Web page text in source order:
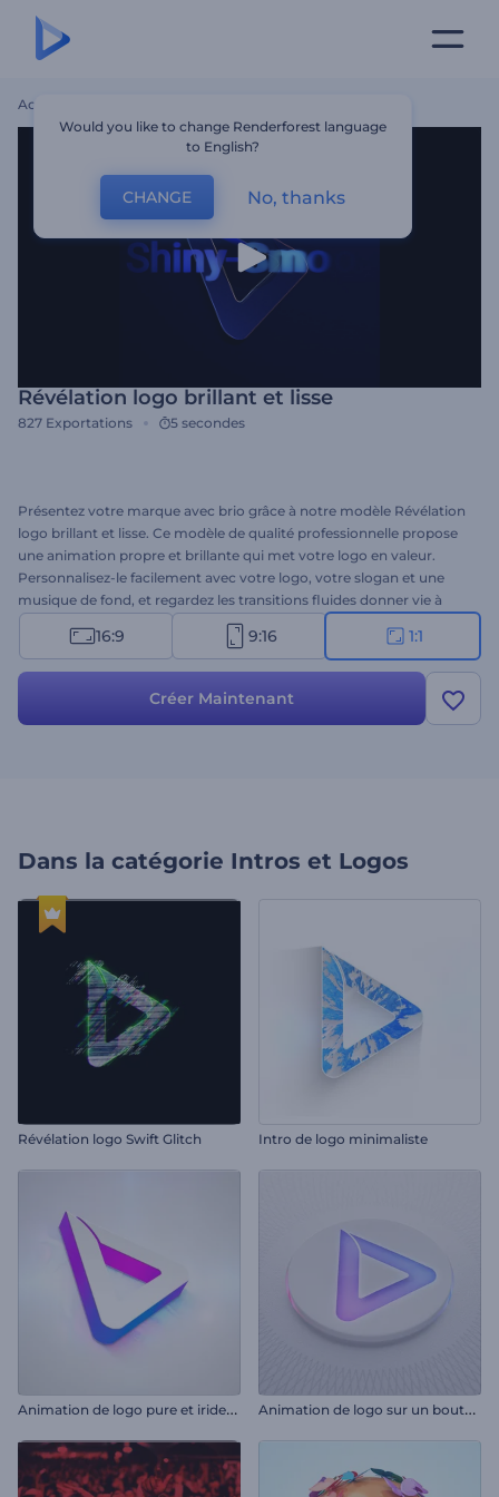
Accueil
Révélation logo brillant et lisse
827 Exportations 5 secondes
Présentez votre marque avec brio grâce à notre modèle Révélation
logo brillant et lisse. Ce modèle de qualité professionnelle propose
une animation propre et brillante qui met votre logo en valeur.
Personnalisez-le facilement avec votre logo, votre slogan et une
musique de fond, et regardez les transitions fluides donner vie à
votre logo. Idéal pour les campagnes de marketing, les
introductions vidéo, l'image de marque d'une entreprise, les
briller votre marque dès aujourd'hui !
16:9 9:16 1:1
Créer Maintenant
Dans la catégorie Intros et Logos
Révélation logo Swift Glitch Intro de logo minimaliste
A
nimation de logo pure et iridescente A
nimation de logo sur un bouton
Would you like to change Renderforest language
to English?
CHANGE No, thanks